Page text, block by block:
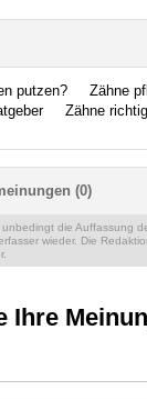
putzen?
Zähne
Zähne
(0)
die Auffassung
wieder. Die
Ihre